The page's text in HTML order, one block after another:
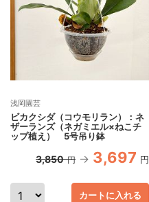
浅岡園芸
ビカクシダ（コウモリラン）：ネ
ザーランズ（ネガミエル×ねこチ
ップ植え） 5号吊り鉢
3,850 円 3,697 円
カートに入れる